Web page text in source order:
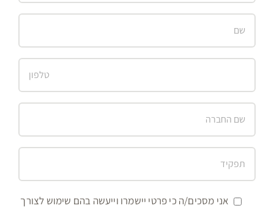
אני מסכים/ה כי פרטי יישמרו וייעשה בהם שימוש לצורך